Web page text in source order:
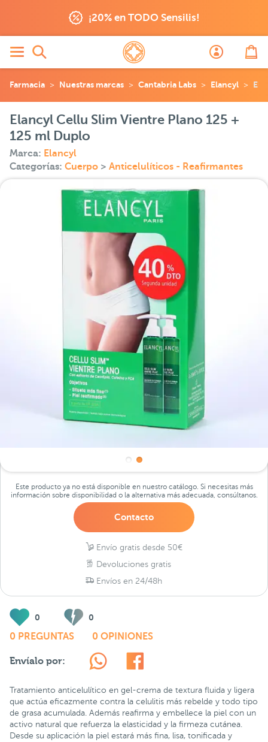
¡20% en TODO Sensilis!
Farmacia Nuestras marcas Cantabria Labs Elancyl
Elancyl Cellu Slim Vientre Plano 125 +
125 ml Duplo
Marca: Elancyl
Categorías: Cuerpo > Anticelulíticos - Reafirmantes
Este producto ya no está disponible en nuestro catálogo. Si necesitas más
información sobre disponibilidad o la alternativa más adecuada, consúltanos.
Contacto
Envío gratis desde 50€
Devoluciones gratis
Envíos en 24/48h
0 0
0 PREGUNTAS 0 OPINIONES
Envíalo por:
Tratamiento anticelulítico en gel-crema de textura fluida y ligera
que actúa eficazmente contra la celulitis más rebelde y todo tipo
de grasa acumulada. Además reafirma y embellece la piel con un
activo natural que refuerza la elasticidad y la firmeza cutánea.
Desde su aplicación la piel estará más fina, lisa, tonificada y